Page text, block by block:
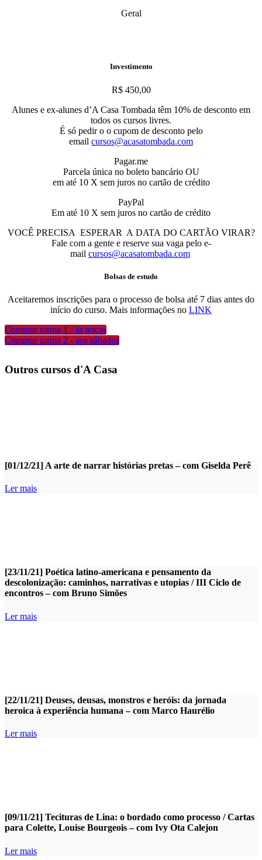
Geral
Investimento
R$ 450,00
Alunes e ex-alunes d’A Casa Tombada têm 10% de desconto em
todos os cursos livres.
É só pedir o o cupom de desconto pelo
email cursos@acasatombada.com
Pagar.me
Parcela única no boleto bancário OU
em até 10 X sem juros no cartãode crédito
PayPal
Em até 10 X sem juros no cartão de crédito
VOCÊ PRECISA ESPERAR A DATA DO CARTÃO VIRAR?
Fale com a gente e reserve sua vaga pelo e-
mail cursos@acasatombada.com
Bolsas de estudo
Aceitaremos inscrições para o processo de bolsa até 7 dias antes do
início do curso. Mais informações no LINK
Comprar turma 1 - às terças
Comprar turma 2 - aos sábados
Outros cursos d'A Casa
[01/12/21] A arte de narrar histórias pretas – com Giselda Perê
Ler mais
[23/11/21] Poética latino-americana e pensamento da
descolonização: caminhos, narrativas e utopias / III Ciclo de
encontros – com Bruno Simões
Ler mais
[22/11/21] Deuses, deusas, monstros e heróis: da jornada
heroica à experiência humana – com Marco Haurélio
Ler mais
[09/11/21] Tecituras de Lina: o bordado como processo / Cartas
para Colette, Louise Bourgeois – com Ivy Ota Calejon
Ler mais